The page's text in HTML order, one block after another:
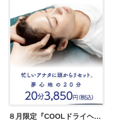
８月限定『COOLドライヘッドスパ』